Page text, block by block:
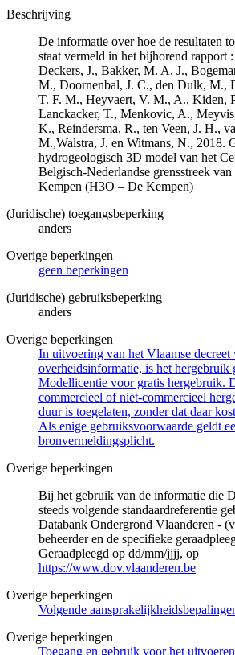
Beschrijving
De informatie over hoe de resultaten
staat vermeld in het bijhorend rapport
Deckers, J., Bakker, M. A. J.,
M., Doornenbal, J. C., den Dulk, M.,
T. F. M., Heyvaert, V. M., A., Kiden,
Lanckacker, T., Menkovic, A.,
K., Reindersma, R., ten Veen, J. H.,
M.,Walstra, J. en Witmans, N., 2018.
hydrogeologisch 3D model van het
Belgisch-Nederlandse grensstreek
Kempen (H3O – De Kempen)
(Juridische) toegangsbeperking
anders
Overige beperkingen
geen beperkingen
(Juridische) gebruiksbeperking
anders
Overige beperkingen
In uitvoering van het Vlaamse
overheidsinformatie, is het hergebruik
Modellicentie voor gratis hergebruik.
commercieel of niet-commercieel
duur is toegelaten, zonder dat daar
Als enige gebruiksvoorwaarde geldt
bronvermeldingsplicht.
Overige beperkingen
Bij het gebruik van de informatie die
steeds volgende standaardreferentie
Databank Ondergrond Vlaanderen -
beheerder en de specifieke
Geraadpleegd op dd/mm/jjjj, op
https://www.dov.vlaanderen.be
Overige beperkingen
Volgende
Overige beperkingen
Toegang en gebruik voor het